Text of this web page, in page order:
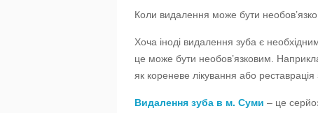
Коли видалення може бути
Хоча іноді видалення зуба є
це може бути необов’язковим.
як кореневе лікування або
Видалення зуба в м. Суми – це